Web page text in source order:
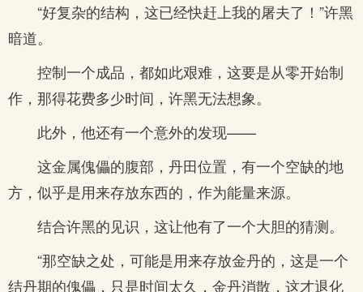
“好复杂的结构，这已经快赶上我的屠夫了！”许黑
暗道。
控制一个成品，都如此艰难，这要是从零开始制
作，那得花费多少时间，许黑无法想象。
此外，他还有一个意外的发现——
这金属傀儡的腹部，丹田位置，有一个空缺的地
方，似乎是用来存放东西的，作为能量来源。
结合许黑的见识，这让他有了一个大胆的猜测。
“那空缺之处，可能是用来存放金丹的，这是一个
结丹期的傀儡，只是时间太久，金丹消散，这才退化